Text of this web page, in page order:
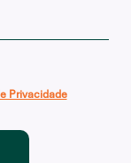
Privacidade